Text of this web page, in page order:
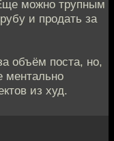
можно трупным
и продать за
объём поста, но,
ментально
из худ.